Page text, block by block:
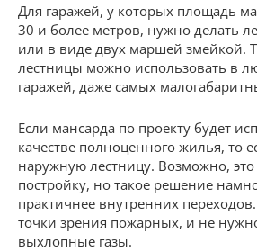
Для гаражей, у которых площадь
30 и более метров, нужно делать
или в виде двух маршей змейкой.
лестницы можно использовать в
гаражей, даже самых
Если мансарда по проекту будет
качестве полноценного жилья, то
наружную лестницу. Возможно,
постройку, но такое решение
практичнее внутренних
точки зрения пожарных, и не
выхлопные газы.